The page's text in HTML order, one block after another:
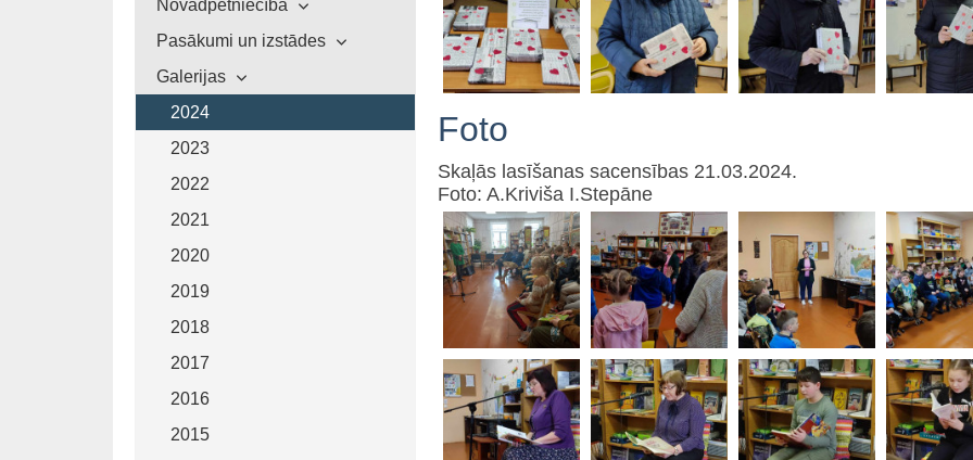
Novadpētniecība
Pasākumi un izstādes
Galerijas
2024
2023
2022
2021
2020
2019
2018
2017
2016
2015
Foto
Skaļās lasīšanas sacensības 21.03.2024.
Foto: A.Kriviša I.Stepāne